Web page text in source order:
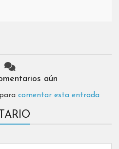
aún
comentar esta entrada